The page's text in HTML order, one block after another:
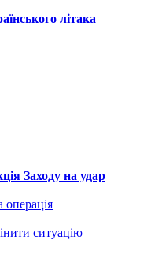
літака
Заходу на удар
операція
ситуацію